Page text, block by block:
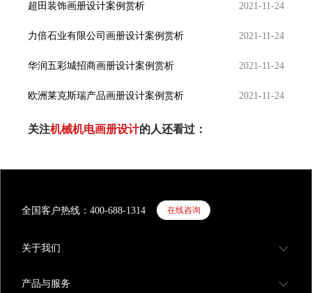
为了保证字体具有足够的识别度，中文字体允许的改
内给人留下深刻印象。颜色赋予品牌科学、差异性、
功能。颜色是一种独特的语义传递信号和视觉传播媒
谐，可以激活大脑；绿色象征活力，感觉充满活力。
此外，颜色还具有感知与识别的认知效应，如图中柯
所以，设立标准色就是为了为企业建立专有的品牌标
综合了 LOGO、标准字体、颜色等要素的综合体，一
集体穿上工作服，我们可以一眼看出他们是同一家企
业的职员，甚至知道自己具体属于哪个企业。VI设计
称、标志设计、标识、标准字体、标准色、辅助图
用车辆等。
计，提供
册，设计
化设计；
使其使用
超田装饰画册设计案例赏析 2021-11-24
力倍石业有限公司画册设计案例赏析 2021-11-24
华润五彩城招商画册设计案例赏析 2021-11-24
欧洲莱克斯瑞产品画册设计案例赏析 2021-11-24
关注机械机电画册设计的人还看过：
全国客户热线：400-688-1314 在线咨询
关于我们
产品与服务